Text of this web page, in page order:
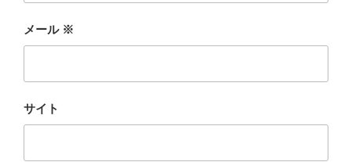
メール ※
サイト